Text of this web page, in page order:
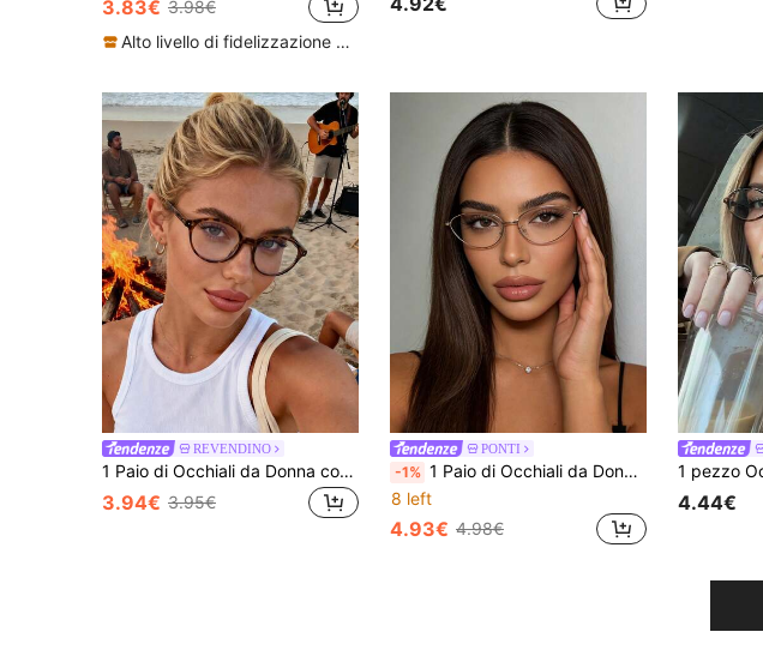
#7 Bestseller
in Tema del reclutamento nelle confraternite Occhi
(1000+)
3.83€ 3.98€
Alto livello di fidelizzazione dei clienti
REVENDINO
1 Paio di Occhiali da Donna con Montatura Ovale a Stampa Leopardata Senza Gradazione, Stile Campus, Adulenti per il Viso, Adatti per Uso Quotidiano, Ufficio, Guardare la TV, Giocare, Decorazione del Telefono
3.94€ 3.95€
PONTI
-1% 1 Paio di Occhiali da Donna alla Moda con Montatura Piccola a Occhio di Gatto Trasparente, Occhiali Retrò Versatili e Casual, Adatti per Uso Quotidiano, Fotografia di Strada, Pendolarismo, Vacanze, Viaggi, Spiaggia e Altre Occasioni
8 left
4.93€ 4.98€
4.44€